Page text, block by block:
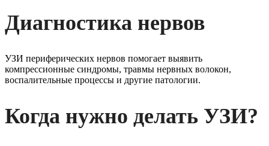
Диагностика нервов
УЗИ периферических нервов помогает выявить
компрессионные синдромы, травмы нервных волокон,
воспалительные процессы и другие патологии.
Когда нужно делать УЗИ?